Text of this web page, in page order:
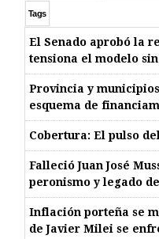
Tags
El Senado aprobó la
tensiona el modelo
Provincia y
esquema de
Cobertura: El pulso
Falleció Juan José
peronismo y legado
Inflación porteña se
de Javier Milei se